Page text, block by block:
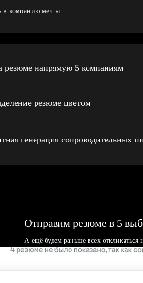
в компанию мечты
резюме напрямую 5 компаниям
резюме цветом
генерация сопроводительных
Отправим резюме в 5
А ещё будем раньше всех